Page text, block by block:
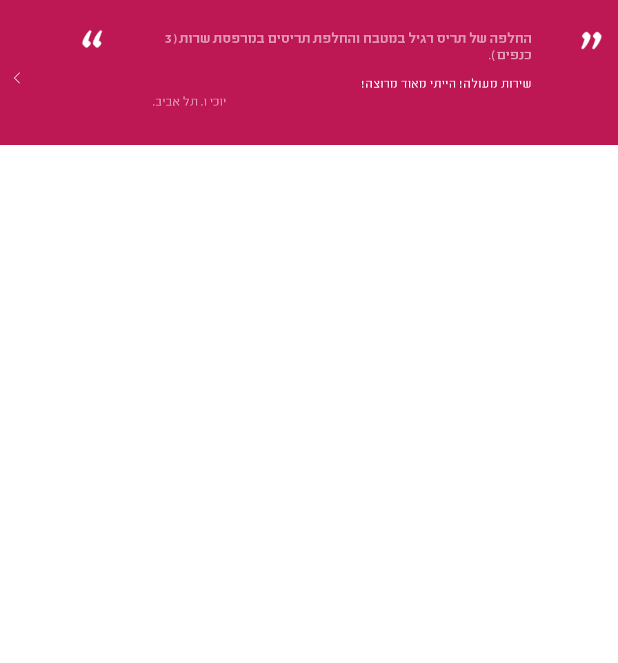
החלפה של תריס רגיל במטבח והחלפת תריסים במרפסת שרות (3
כנפים).
שירות מעולה! הייתי מאוד מרוצה!
יוכי ו. תל אביב.